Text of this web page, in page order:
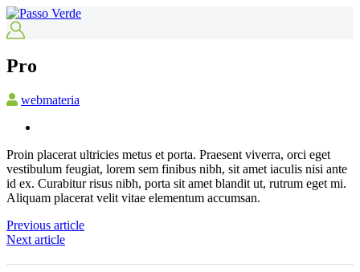
Pro
webmateria
Proin placerat ultricies metus et porta. Praesent viverra, orci eget
vestibulum feugiat, lorem sem finibus nibh, sit amet iaculis nisi ante
id ex. Curabitur risus nibh, porta sit amet blandit ut, rutrum eget mi.
Aliquam placerat velit vitae elementum accumsan.
Previous article
Next article